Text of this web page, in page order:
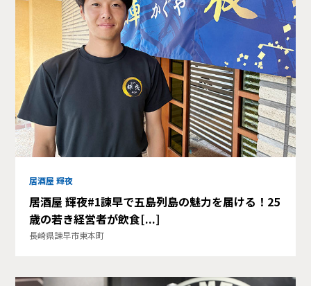
居酒屋 輝夜
居酒屋 輝夜#1諫早で五島列島の魅力を届ける！25
歳の若き経営者が飲食[...]
長崎県諫早市東本町